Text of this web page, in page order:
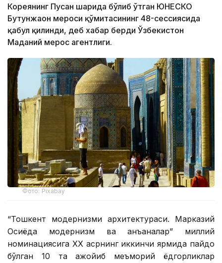
Кореянинг Пусан ​​шаҳрида бўлиб ўтган ЮНEСКО
Бутунжаҳон мероси қўмитасининг 48-сессиясида
қабул қилинди, деб хабар берди Ўзбекистон
Маданий мерос агентлиги.
Фото: Pixabay
“Тошкент модернизми архитектураси. Марказий
Осиёда модернизм ва анъаналар” миллий
номинациясига ХХ асрнинг иккинчи ярмида пайдо
бўлган 10 та ажойиб меъморий ёдгорликлар